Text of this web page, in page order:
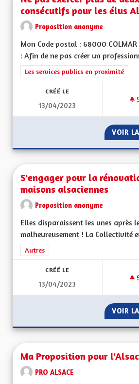
consécutifs pour les élus
Proposition anonyme
Mon Code postal : 68000
: Afin de ne pas créer un
Filtrer les résultats de la catégorie :
Les services publics en proximité
CRÉÉ LE
13/04/2023
VOIR
S'engager pour la
maisons alsaciennes
Proposition anonyme
Elles disparaissent les unes après
malheureusement ! La Collectivité
Filtrer les résultats de la catégorie :
Autres
CRÉÉ LE
13/04/2023
VOIR
Ma Proposition pour
PRO ALSACE